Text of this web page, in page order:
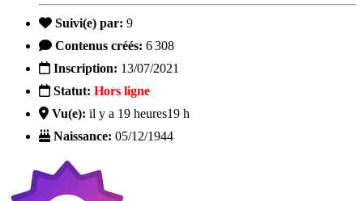
Suivi(e) par: 9
Contenus créés: 6 308
Inscription: 13/07/2021
Statut: Hors ligne
Vu(e): il y a 19 heures19 h
Naissance: 05/12/1944